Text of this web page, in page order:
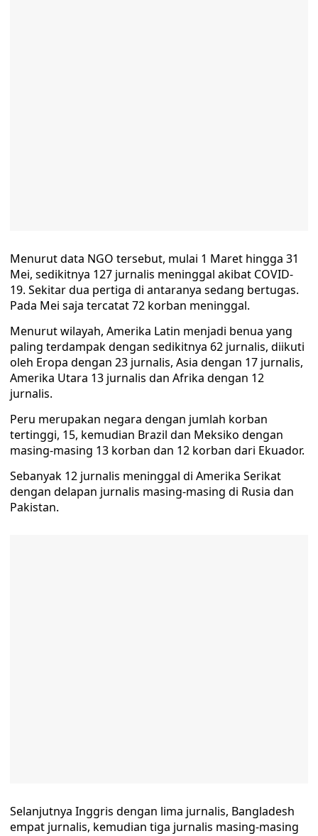
Menurut data NGO tersebut, mulai 1 Maret hingga 31
Mei, sedikitnya 127 jurnalis meninggal akibat COVID-
19. Sekitar dua pertiga di antaranya sedang bertugas.
Pada Mei saja tercatat 72 korban meninggal.
Menurut wilayah, Amerika Latin menjadi benua yang
paling terdampak dengan sedikitnya 62 jurnalis, diikuti
oleh Eropa dengan 23 jurnalis, Asia dengan 17 jurnalis,
Amerika Utara 13 jurnalis dan Afrika dengan 12
jurnalis.
Peru merupakan negara dengan jumlah korban
tertinggi, 15, kemudian Brazil dan Meksiko dengan
masing-masing 13 korban dan 12 korban dari Ekuador.
Sebanyak 12 jurnalis meninggal di Amerika Serikat
dengan delapan jurnalis masing-masing di Rusia dan
Pakistan.
Selanjutnya Inggris dengan lima jurnalis, Bangladesh
empat jurnalis, kemudian tiga jurnalis masing-masing